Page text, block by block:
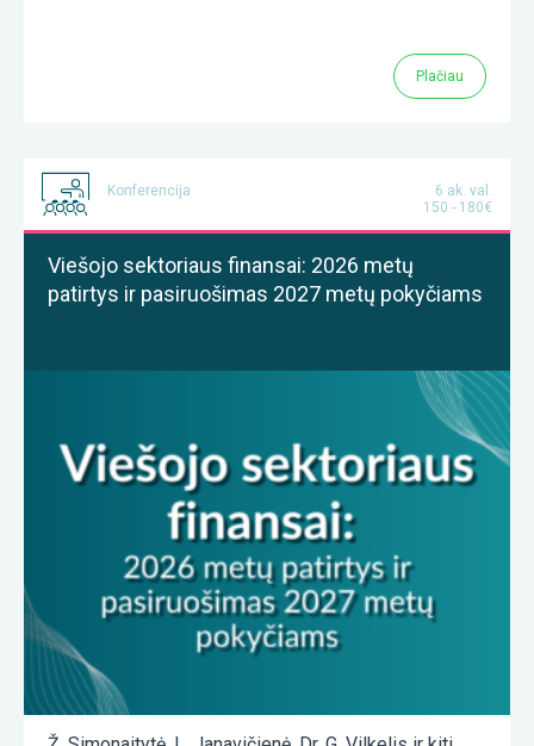
Plačiau
Konferencija
6 ak. val.
150 - 180€
Viešojo sektoriaus finansai: 2026 metų
patirtys ir pasiruošimas 2027 metų pokyčiams